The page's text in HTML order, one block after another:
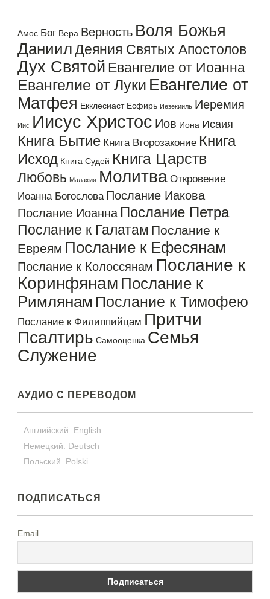
Амос Бог Вера Верность Воля Божья
ДаниилДеяния Святых Апостолов
Дух Святой Евангелие от Иоанна
Евангелие от Луки Евангелие от
Матфея Екклесиаст Есфирь Иезекииль Иеремия
Иис Иисус Христос Иов Иона Исаия
Книга Бытие Книга Второзаконие Книга
Исход Книга Судей Книга Царств
Любовь Малахия Молитва Откровение
Иоанна Богослова Послание Иакова
Послание Иоанна Послание Петра
Послание к Галатам Послание к
Евреям Послание к Ефесянам
Послание к Колоссянам Послание к
Коринфянам Послание к
Римлянам Послание к Тимофею
Послание к Филиппийцам Притчи
Псалтирь Самооценка Семья
Служение
АУДИО С ПЕРЕВОДОМ
Английский. English
Немецкий. Deutsch
Польский. Polski
ПОДПИСАТЬСЯ
Email